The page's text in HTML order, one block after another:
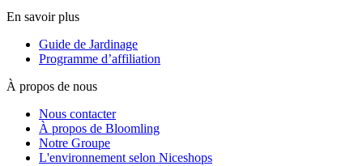
En savoir plus
Guide de Jardinage
Programme d’affiliation
À propos de nous
Nous contacter
À propos de Bloomling
Notre Groupe
L'environnement selon Niceshops